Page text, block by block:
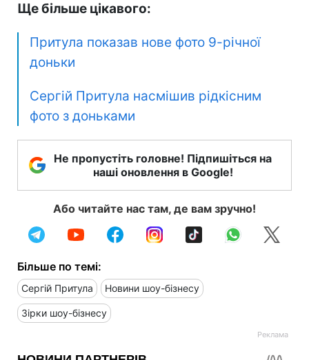
Ще більше цікавого:
Притула показав нове фото 9-річної
доньки
Сергій Притула насмішив рідкісним
фото з доньками
Не пропустіть головне! Підпишіться на
наші оновлення в Google!
Або читайте нас там, де вам зручно!
Більше по темі:
Сергій Притула Новини шоу-бізнесу
Зірки шоу-бізнесу